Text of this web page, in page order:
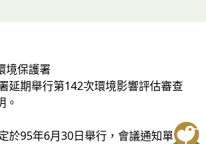
境保護署
期舉行第142次環境影響評估審查
。
於95年6月30日舉行，會議通知單